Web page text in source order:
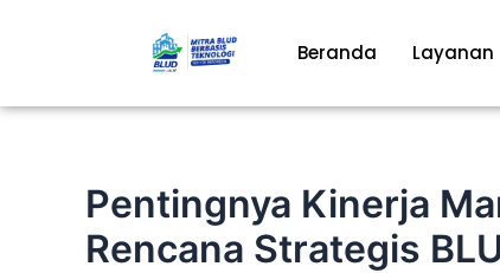
Beranda Layanan
Pentingnya Kinerja
Rencana Strategis